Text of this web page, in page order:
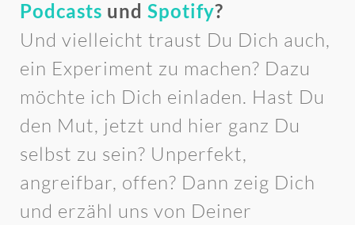
Podcasts und Spotify?
Und vielleicht traust Du Dich auch,
ein Experiment zu machen? Dazu
möchte ich Dich einladen. Hast Du
den Mut, jetzt und hier ganz Du
selbst zu sein? Unperfekt,
angreifbar, offen? Dann zeig Dich
und erzähl uns von Deiner